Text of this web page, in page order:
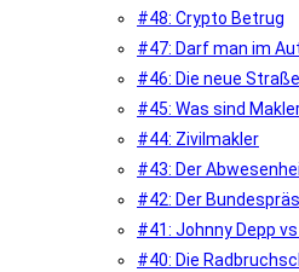
#48: Crypto Betrug
#47: Darf man im
#46: Die neue
#45: Was sind
#44: Zivilmakler
#43: Der
#42: Der
#41: Johnny Depp
#40: Die